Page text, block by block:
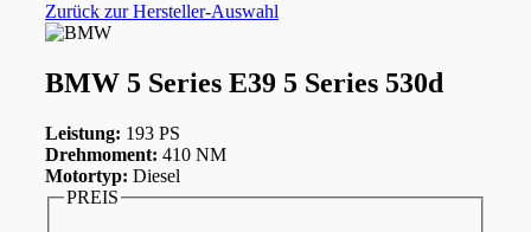
Zurück zur Hersteller-Auswahl
BMW 5 Series E39 5 Series 530d
Leistung: 193 PS
Drehmoment: 410 NM
Motortyp: Diesel
PREIS